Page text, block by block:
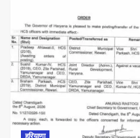
हरियाणा